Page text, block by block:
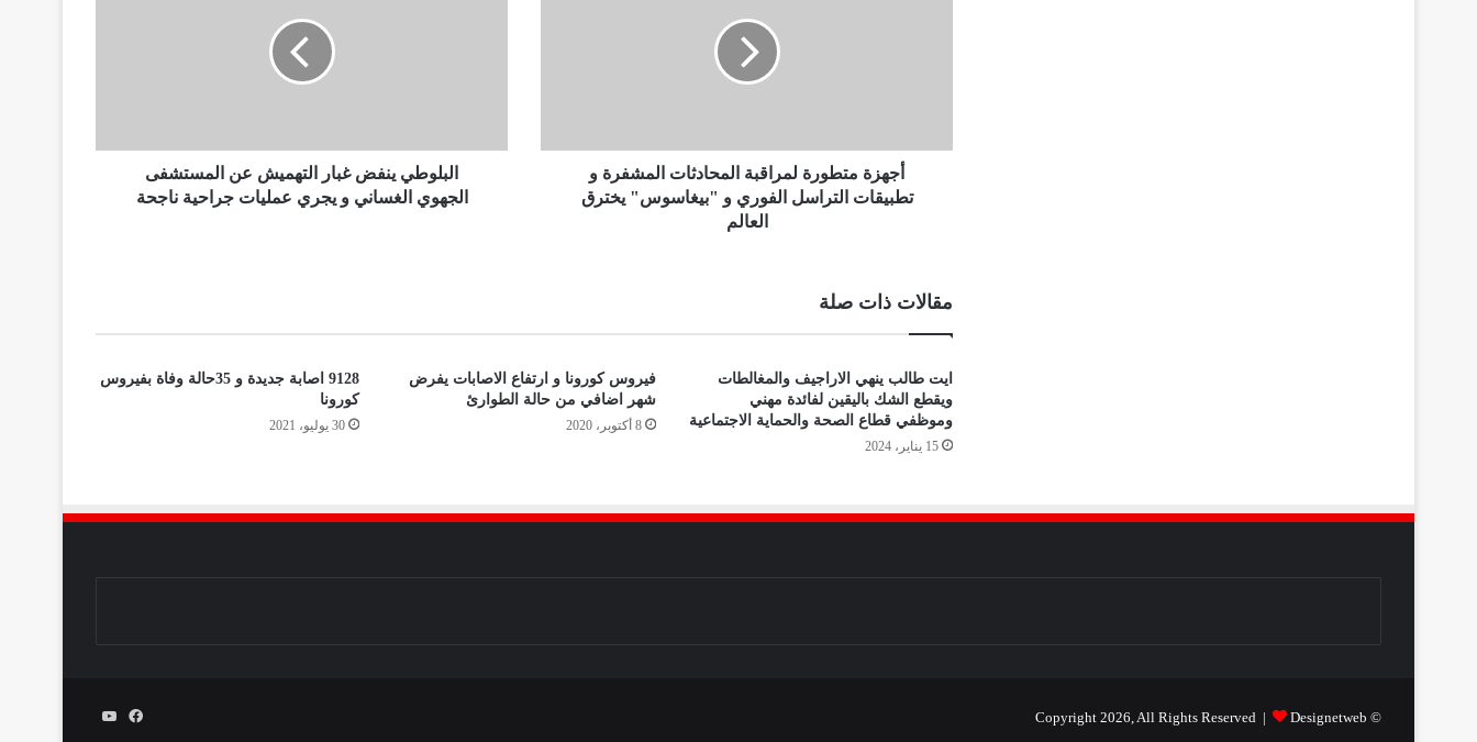
أجهزة متطورة لمراقبة المحادثات المشفرة و
تطبيقات التراسل الفوري و "بيغاسوس" يخترق
العالم
البلوطي ينفض غبار التهميش عن المستشفى
الجهوي الغساني و يجري عمليات جراحية ناجحة
مقالات ذات صلة
ايت طالب ينهي الاراجيف والمغالطات
ويقطع الشك باليقين لفائدة مهني
وموظفي قطاع الصحة والحماية الاجتماعية
15 يناير، 2024
فيروس كورونا و ارتفاع الاصابات يفرض
شهر اضافي من حالة الطوارئ
8 أكتوبر، 2020
9128 اصابة جديدة و 35حالة وفاة بفيروس
كورونا
30 يوليو، 2021
© Copyright 2026, All Rights Reserved |
Designetweb فيسبوك